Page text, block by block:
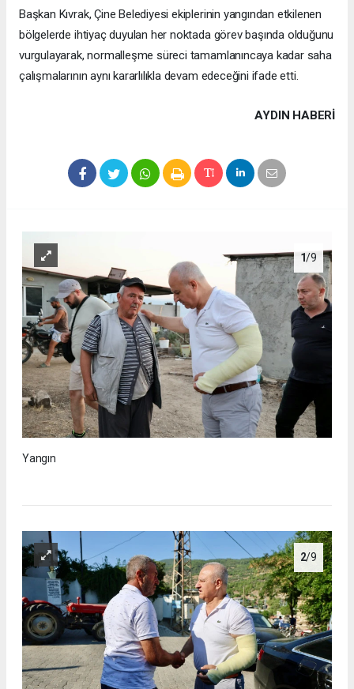
Başkan Kıvrak, Çine Belediyesi ekiplerinin yangından etkilenen
bölgelerde ihtiyaç duyulan her noktada görev başında olduğunu
vurgulayarak, normalleşme süreci tamamlanıncaya kadar saha
çalışmalarının aynı kararlılıkla devam edeceğini ifade etti.
AYDIN HABERİ
1/9
Yangın
2/9